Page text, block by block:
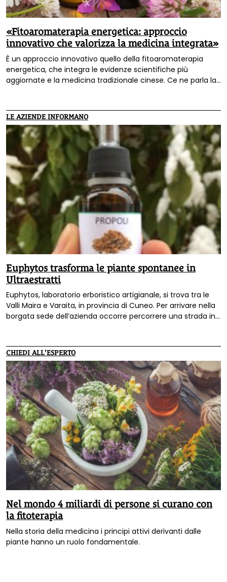
«Fitoaromaterapia energetica: approccio
innovativo che valorizza la medicina integrata»
È un approccio innovativo quello della fitoaromaterapia
energetica, che integra le evidenze scientifiche più
aggiornate e la medicina tradizionale cinese. Ce ne parla la
LE AZIENDE INFORMANO
Euphytos trasforma le piante spontanee in
Ultraestratti
Euphytos, laboratorio erboristico artigianale, si trova tra le
Valli Maira e Varaita, in provincia di Cuneo. Per arrivare nella
borgata sede dell’azienda occorre percorrere una strada in
cerca nella natura un posto speciale.
CHIEDI ALL'ESPERTO
Nel mondo 4 miliardi di persone si curano con
la fitoterapia
Nella storia della medicina i principi attivi derivanti dalle
piante hanno un ruolo fondamentale.